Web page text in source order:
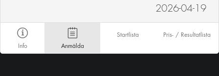
2026-04-19
Info Anmälda
Startlista Pris- / Resultatlista